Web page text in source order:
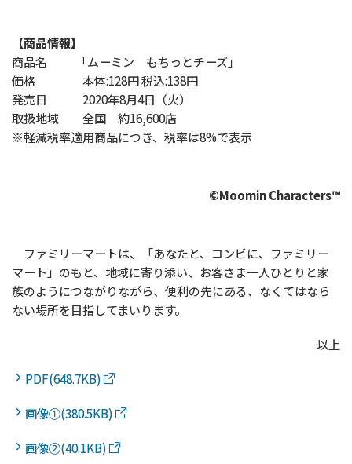
【商品情報】
商品名 「ムーミン もちっとチーズ」
価格 本体:128円 税込:138円
発売日 2020年8月4日（火）
取扱地域 全国 約16,600店
※軽減税率適用商品につき、税率は8%で表示
©Moomin Characters™
ファミリーマートは、「あなたと、コンビに、ファミリー
マート」のもと、地域に寄り添い、お客さま一人ひとりと家
族のようにつながりながら、便利の先にある、なくてはなら
ない場所を目指してまいります。
以上
PDF(648.7KB)
画像①(380.5KB)
画像②(40.1KB)